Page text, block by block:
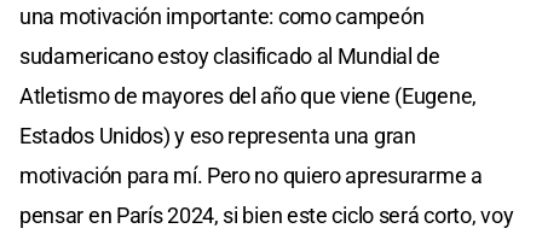
una motivación importante: como campeón
sudamericano estoy clasificado al Mundial de
Atletismo de mayores del año que viene (Eugene,
Estados Unidos) y eso representa una gran
motivación para mí. Pero no quiero apresurarme a
pensar en París 2024, si bien este ciclo será corto, voy